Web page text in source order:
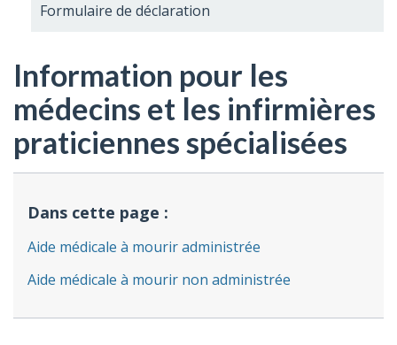
Formulaire de déclaration
Information pour les
médecins et les infirmières
praticiennes spécialisées
Dans cette page :
Aide médicale à mourir administrée
Aide médicale à mourir non administrée